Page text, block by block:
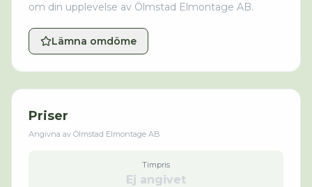
om din upplevelse av Ölmstad Elmontage AB.
Lämna omdöme
Priser
Angivna av Ölmstad Elmontage AB
Timpris
Ej angivet